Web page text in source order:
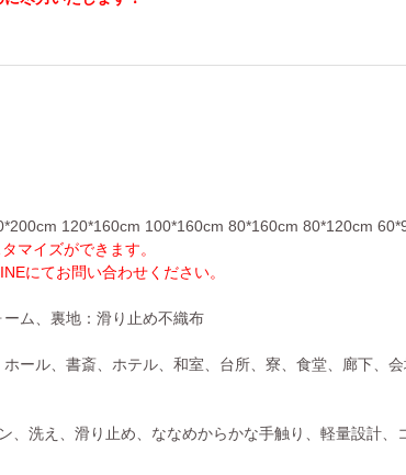
120*160cm 100*160cm 80*160cm 80*120cm
マイズができます。
にてお問い合わせください。
ム、裏地：滑り止め不織布
ール、書斎、ホテル、和室、台所、寮、食堂、廊下、
、洗え、滑り止め、ななめからかな手触り、軽量設計、